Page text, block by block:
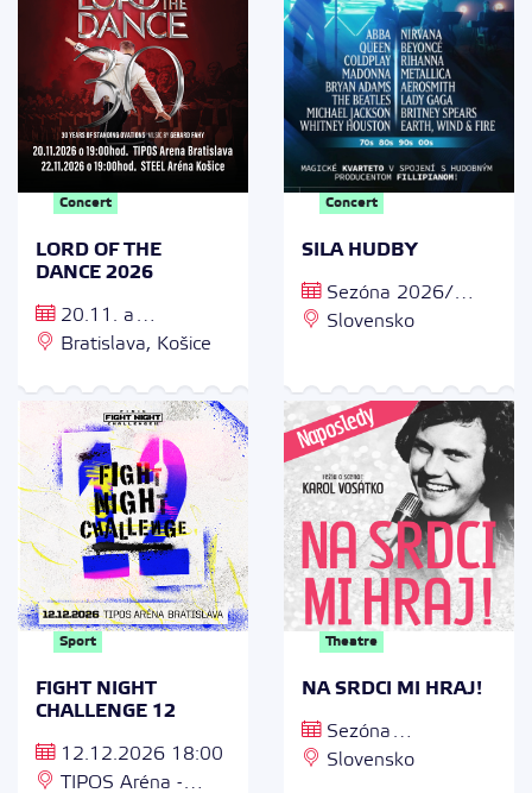
Concert
LORD OF THE
DANCE 2026
20.11. a
21.11.2026
Bratislava, Košice
Concert
SILA HUDBY
Sezóna 2026/
2027Slovensko
Sport
FIGHT NIGHT
CHALLENGE 12
12.12.2026 18:00
TIPOS Aréna -
Theatre
NA SRDCI MI HRAJ!
Sezóna
2026/2027
Slovensko